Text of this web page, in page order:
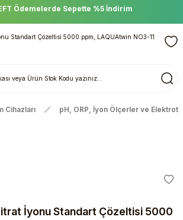
Ödemelerde Sepette %5 İndirim
Cihazları pH, ORP, İyon Ölçerler ve
İyonu Standart Çözeltisi 5000